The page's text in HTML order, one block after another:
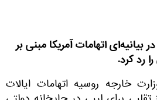
بیانیه‌ای اتهامات آمریکا مبنی بر
رد کرد.
خارجه روسیه اتهامات ایالات